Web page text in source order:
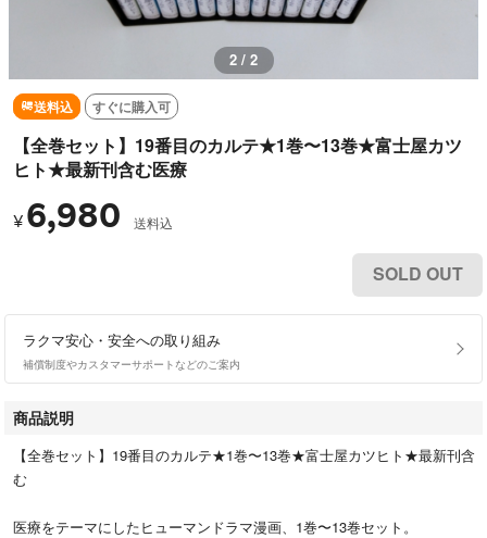
2 / 2
送料込 すぐに購入可
【全巻セット】19番目のカルテ★1巻〜13巻★富士屋カツ
ヒト★最新刊含む医療
¥ 6,980 送料込
SOLD OUT
ラクマ安心・安全への取り組み
補償制度やカスタマーサポートなどのご案内
商品説明
【全巻セット】19番目のカルテ★1巻〜13巻★富士屋カツヒト★最新刊含
む
医療をテーマにしたヒューマンドラマ漫画、1巻〜13巻セット。